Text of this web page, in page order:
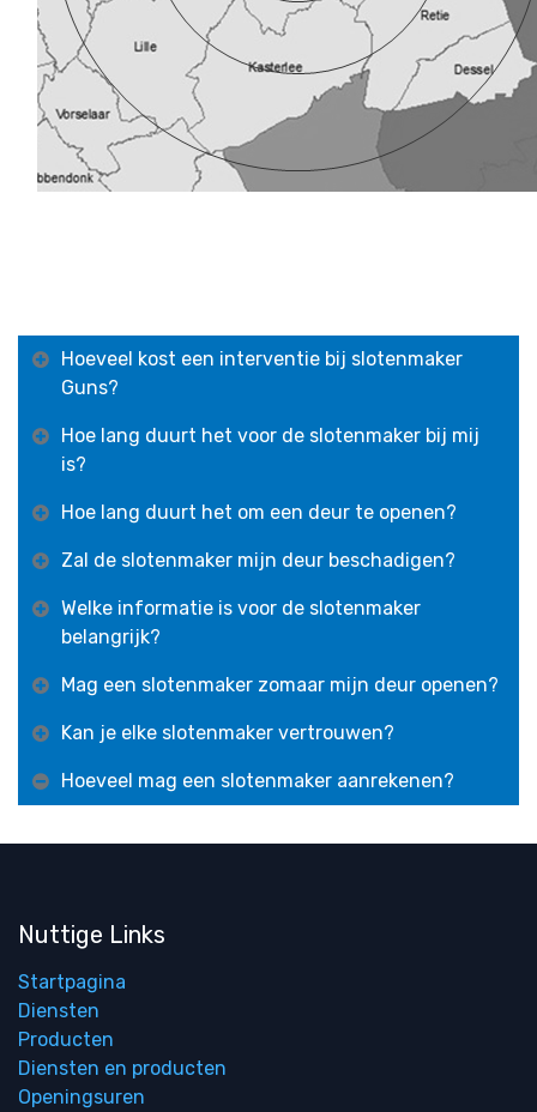
Hoeveel kost een interventie bij slotenmaker
Guns?
Hoe lang duurt het voor de slotenmaker bij mij
is?
Hoe lang duurt het om een deur te openen?
Zal de slotenmaker mijn deur beschadigen?
Welke informatie is voor de slotenmaker
belangrijk?
Mag een slotenmaker zomaar mijn deur openen?
Kan je elke slotenmaker vertrouwen?
Hoeveel mag een slotenmaker aanrekenen?
Nuttige Links
Startpagina
Diensten
Producten
Diensten en producten
Openingsuren